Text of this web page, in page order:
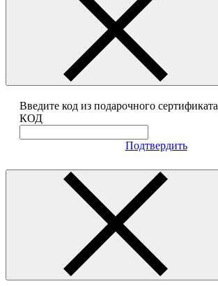
Введите код из подарочного сертификата
КОД
Подтвердить